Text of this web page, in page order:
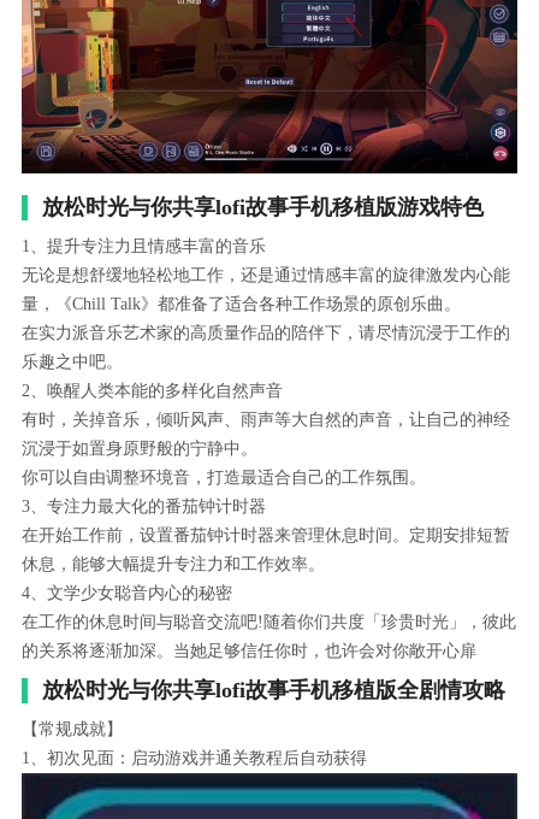
放松时光与你共享lofi故事手机移植版游戏特色
1、提升专注力且情感丰富的音乐
无论是想舒缓地轻松地工作，还是通过情感丰富的旋律激发内心能
量，《Chill Talk》都准备了适合各种工作场景的原创乐曲。
在实力派音乐艺术家的高质量作品的陪伴下，请尽情沉浸于工作的
乐趣之中吧。
2、唤醒人类本能的多样化自然声音
有时，关掉音乐，倾听风声、雨声等大自然的声音，让自己的神经
沉浸于如置身原野般的宁静中。
你可以自由调整环境音，打造最适合自己的工作氛围。
3、专注力最大化的番茄钟计时器
在开始工作前，设置番茄钟计时器来管理休息时间。定期安排短暂
休息，能够大幅提升专注力和工作效率。
4、文学少女聪音内心的秘密
在工作的休息时间与聪音交流吧!随着你们共度「珍贵时光」，彼此
的关系将逐渐加深。当她足够信任你时，也许会对你敞开心扉
放松时光与你共享lofi故事手机移植版全剧情攻略
【常规成就】
1、初次见面：启动游戏并通关教程后自动获得